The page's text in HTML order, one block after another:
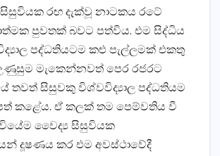
රඟ දැක්‌වූ නාටකය රටේ
පුවතක්‌ බවට පත්විය. එම සිද්ධිය
පද්ධතියටම කළු පැල්ලමක්‌ එකතු
මැකෙන්නවත් පෙර රජරට
තවත් සිසුවකු විශ්වවිද්‍යාල පද්ධතියම
කළේය. ඒ කලක්‌ තම පෙම්වතිය වී
වෛද්‍ය සිසුවියක
දූෂණය කර එම අවස්‌ථාවේදී